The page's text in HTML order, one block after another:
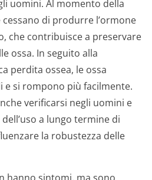
uomini. Al momento della
di produrre l’ormone
che contribuisce a preservare
ossa. In seguito alla
perdita ossea, le ossa
e si rompono più facilmente.
verificarsi negli uomini e
a lungo termine di
la robustezza delle